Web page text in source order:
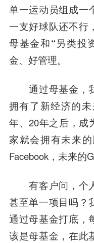
单一运动员组成一
一支好球队还不行
母基金和“另类投
金、好管理。
通过母基金，我
拥有了新经济的
年、20年之后，成
家就会拥有未来
Facebook，未来的
有客户问，个人
甚至单一项目吗？
通过母基金打底，
该是母基金，在此